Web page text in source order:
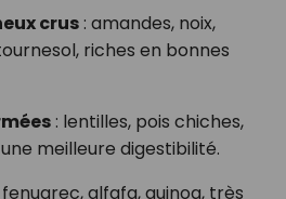
crus: amandes, noix,
riches en bonnes
: lentilles, pois chiches,
meilleure digestibilité.
alfafa, quinoa, très